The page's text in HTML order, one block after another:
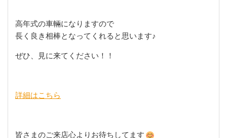
高年式の車輛になりますので
長く良き相棒となってくれると思います♪
ぜひ、見に来てください！！
詳細はこちら
皆さまのご来店心よりお待ちしてます